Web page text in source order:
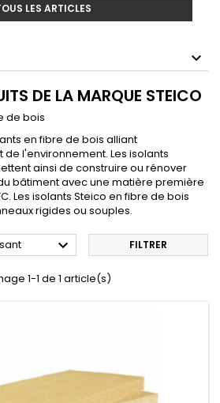
LES ARTICLES
DE LA MARQUE STEICO
de bois
en fibre de bois alliant
l'environnement. Les isolants
ainsi de construire ou rénover
bâtiment avec une matière première
Les isolants Steico en fibre de bois
rigides ou souples.
 FILTRER
1-1 de 1 article(s)